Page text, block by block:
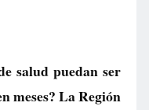
salud puedan ser
meses? La Región